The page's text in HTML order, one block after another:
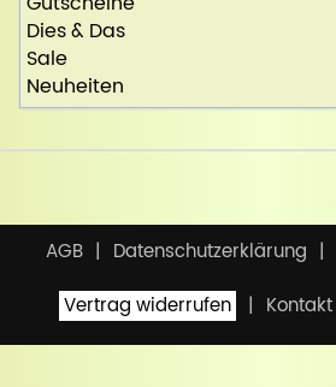
Dies & Das
Sale
Neuheiten
AGB Datenschutzerklärung
Vertrag widerrufen
Kontakt